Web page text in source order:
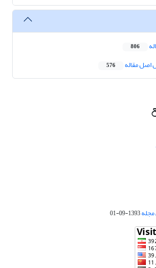
806
اصل مقاله 576
1393-09-01